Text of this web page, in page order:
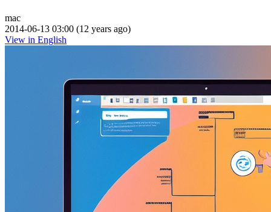
mac
2014-06-13 03:00 (12 years ago)
View in English